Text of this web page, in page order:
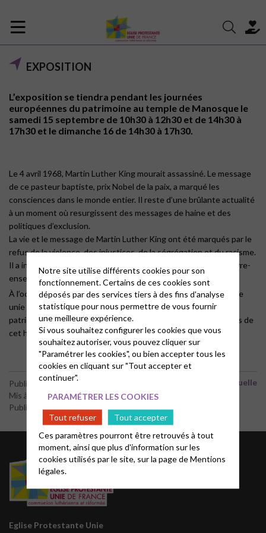
EXPOSITION
L’exposition se tiendra pendant les journées
européennes du patrimoine au temple de Manosque le
samedi 15 septembre de 10h30 à 12h30 et de 14h30 à
17h30 et le dimanche 16 de 14h30 à 17h30.
Le 4 avril 1968, Martin Luther King mourait assassiné. Le message
de ce pasteur baptiste, prix Nobel de la paix, a marqué les
consciences dans le monde entier. Il reste d’une brûlante actualité
à un moment où resurgissent des messages de haine et des
politiques d’exclusion.
La vie et le message de Martin Luther King ont été marqués par le
refus de la violence, des injustices, de la ségrégation et du racisme.
Il a inlassablement milité en faveur de la réconciliation et du vivre-
ensemble.
À l’occasion du 50 anniversaire de sa mort, l’Eglise protestante
unie de Haute-Provence vous convie pendant les journées du
patrimoine à une exposition retraçant le parcours et les valeurs de
cet homme hors du commun.
Publié le 15 juillet 2018
Mis à jour le 20 juin 2021
Publié par le webmaster
Vie spirituelle
Eglise Protestante Unie
Notre site utilise différents cookies pour son
fonctionnement. Certains de ces cookies sont
déposés par des services tiers à des fins d'analyse
statistique pour nous permettre de vous fournir
une meilleure expérience.
Si vous souhaitez configurer les cookies que vous
souhaitez autoriser, vous pouvez cliquer sur
"Paramétrer les cookies", ou bien accepter tous les
cookies en cliquant sur "Tout accepter et
continuer".
PARAMÉTRER LES COOKIES
Tout refuser
Tout accepter
Ces paramètres pourront être retrouvés à tout
moment, ainsi que plus d'information sur les
cookies utilisés par le site, sur la page deMentions
légales.